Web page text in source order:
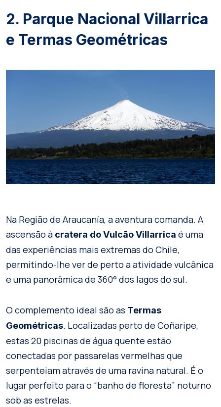
2. Parque Nacional Villarrica
e Termas Geométricas
Na Região de Araucanía, a aventura comanda. A
ascensão à cratera do Vulcão Villarrica é uma
das experiências mais extremas do Chile,
permitindo-lhe ver de perto a atividade vulcânica
e uma panorâmica de 360° dos lagos do sul.
O complemento ideal são as Termas
Geométricas. Localizadas perto de Coñaripe,
estas 20 piscinas de água quente estão
conectadas por passarelas vermelhas que
serpenteiam através de uma ravina natural. É o
lugar perfeito para o “banho de floresta” noturno
sob as estrelas.